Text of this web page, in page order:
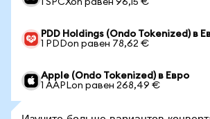
1 SPCXon равен 96,15 €
PDD Holdings (Ondo Tokenized) в
1 PDDon равен 78,62 €
Apple (Ondo Tokenized) в Евро
1 AAPLon равен 268,49 €